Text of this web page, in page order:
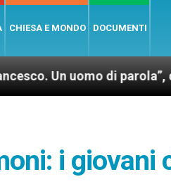
CHIESA E MONDO DOCUMENTI
di parola”, dietro le
i giovani